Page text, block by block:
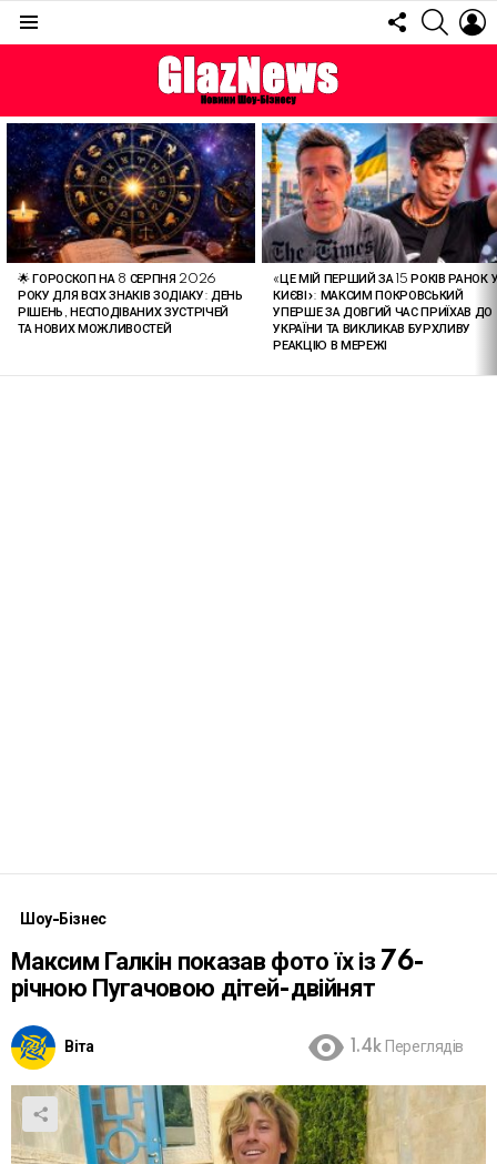
FOLLOW
US
ОСТАННІ
СТАТТІ
🌟 ГОРОСКОП НА 8 СЕРПНЯ 2026
РОКУ ДЛЯ ВСІХ ЗНАКІВ ЗОДІАКУ: ДЕНЬ
РІШЕНЬ, НЕСПОДІВАНИХ ЗУСТРІЧЕЙ
ТА НОВИХ МОЖЛИВОСТЕЙ
«ЦЕ МІЙ ПЕРШИЙ ЗА 15 РОКІВ РАНОК
КИЄВІ»: МАКСИМ ПОКРОВСЬКИЙ
УПЕРШЕ ЗА ДОВГИЙ ЧАС ПРИЇХАВ ДО
УКРАЇНИ ТА ВИКЛИКАВ БУРХЛИВУ
РЕАКЦІЮ В МЕРЕЖІ
Шоу-Бізнес
Максим Галкін показав фото їх із 76-
річною Пугачовою дітей-двійнят
Віта 1.4k Переглядів